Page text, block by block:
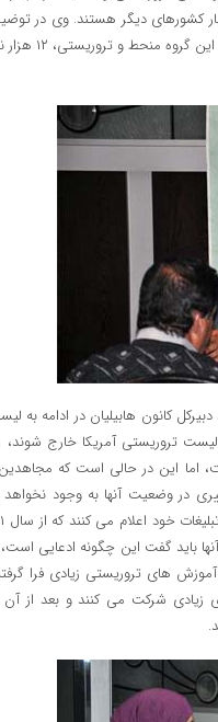
کشورهای دیگر هستند. وی در
کانون هابیلیان در ادامه به
تروریستی آمریکا خارج شوند،
اما این در حالی است که
در وضعیت آنها به وجود
باید گفت این چگونه ادعایی
پادگان این گروه، آموزش های تروریستی
زیادی شرکت می کنند و بعد از